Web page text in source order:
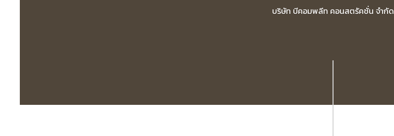
บริษัท บีคอมพลีท คอนสตรัคชั่น จำกัด